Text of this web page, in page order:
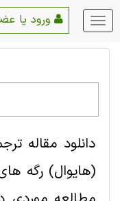
منو
اصلی
دانلود مقاله
(هایوال) رگه